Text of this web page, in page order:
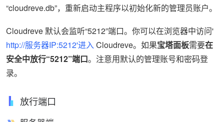
“cloudreve.db”，重新启动主程序以初始化新的管理员账户。
Cloudreve 默认会监听“5212”端口。你可以在浏览器中访问'
http://服务器IP:5212'进入Cloudreve。如果宝塔面板需要在
安全中放行“5212”端口。注意用默认的管理账号和密码登
录。
放行端口